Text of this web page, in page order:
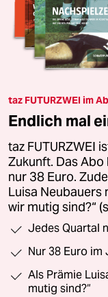
taz FUTURZWEI im
Endlich mal
taz FUTURZWEI
Zukunft. Das
nur 38 Euro.
Luisa Neubauers
wir mutig sind?“
Jedes Quartal
Nur 38 Euro im
Als Prämie
mutig sind?“